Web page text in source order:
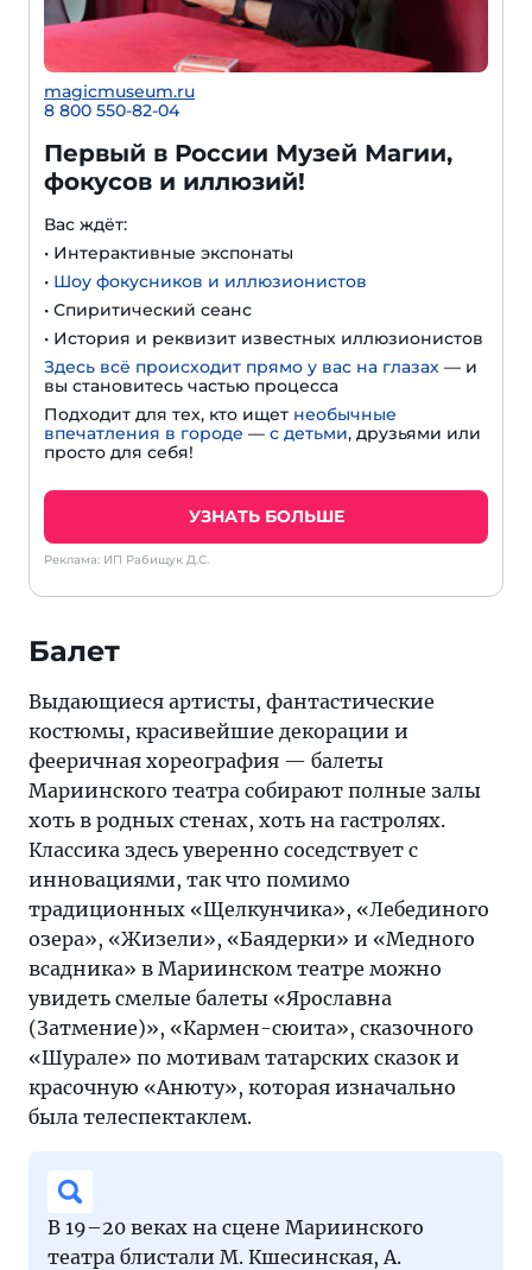
magicmuseum.ru
8 800 550-82-04
Первый в России Музей Магии,
фокусов и иллюзий!
Вас ждёт:
• Интерактивные экспонаты
• Шоу фокусников и иллюзионистов
• Спиритический сеанс
• История и реквизит известных иллюзионистов
Здесь всё происходит прямо у вас на глазах — и
вы становитесь частью процесса
Подходит для тех, кто ищет необычные
впечатления в городе — с детьми, друзьями или
просто для себя!
УЗНАТЬ БОЛЬШЕ
Реклама: ИП Рабищук Д.С.
Балет
Выдающиеся артисты, фантастические
костюмы, красивейшие декорации и
фееричная хореография — балеты
Мариинского театра собирают полные залы
хоть в родных стенах, хоть на гастролях.
Классика здесь уверенно соседствует с
инновациями, так что помимо
традиционных «Щелкунчика», «Лебединого
озера», «Жизели», «Баядерки» и «Медного
всадника» в Мариинском театре можно
увидеть смелые балеты «Ярославна
(Затмение)», «Кармен-сюита», сказочного
«Шурале» по мотивам татарских сказок и
красочную «Анюту», которая изначально
была телеспектаклем.
В 19–20 веках на сцене Мариинского
театра блистали М. Кшесинская, А.